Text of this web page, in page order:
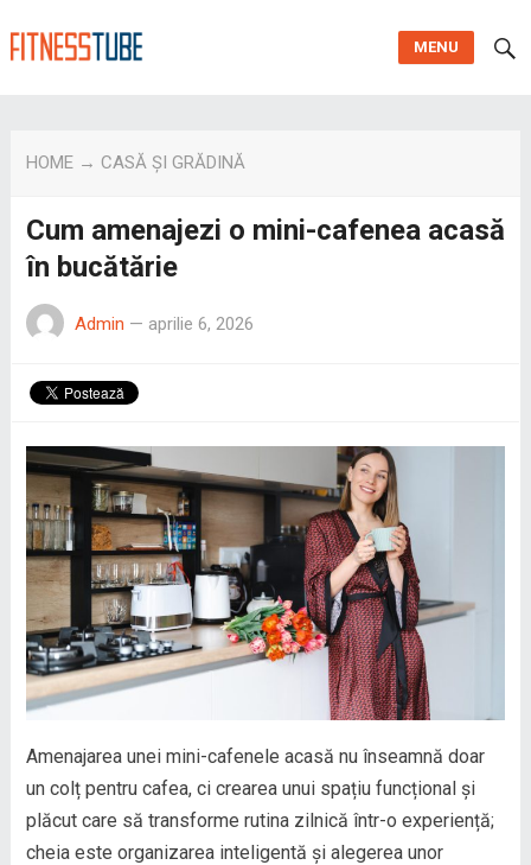
MENU
HOME→ CASĂ ȘI GRĂDINĂ
Cum amenajezi o mini-cafenea acasă
în bucătărie
Admin — aprilie 6, 2026
Amenajarea unei mini-cafenele acasă nu înseamnă doar
un colț pentru cafea, ci crearea unui spațiu funcțional și
plăcut care să transforme rutina zilnică într-o experiență;
cheia este organizarea inteligentă și alegerea unor